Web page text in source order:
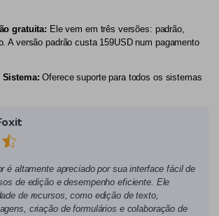
gratuita: Ele vem em três versões: padrão,
A versão padrão custa 159USD num pagamento
Oferece suporte para todos os sistemas
é altamente apreciado por sua interface fácil de
de edição e desempenho eficiente. Ele
de recursos, como edição de texto,
criação de formulários e colaboração de